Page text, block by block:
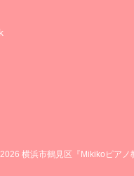
横浜市鶴見区『Mikikoピアノ